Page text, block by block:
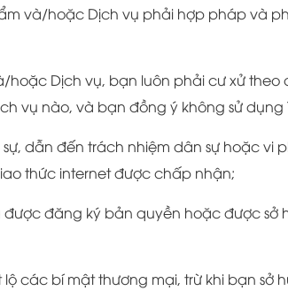
và/hoặc Dịch vụ phải hợp pháp và
hoặc Dịch vụ, bạn luôn phải cư xử
vụ nào, và bạn đồng ý không sử
dẫn đến trách nhiệm dân sự hoặc
thức internet được chấp nhận;
đăng ký bản quyền hoặc được
các bí mật thương mại, trừ khi bạn